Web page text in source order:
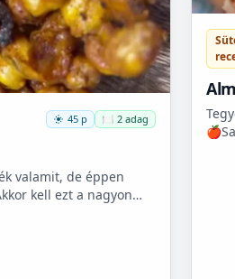
45 p 🍽️ 2 adag
valamit, de éppen
kell ezt a nagyon